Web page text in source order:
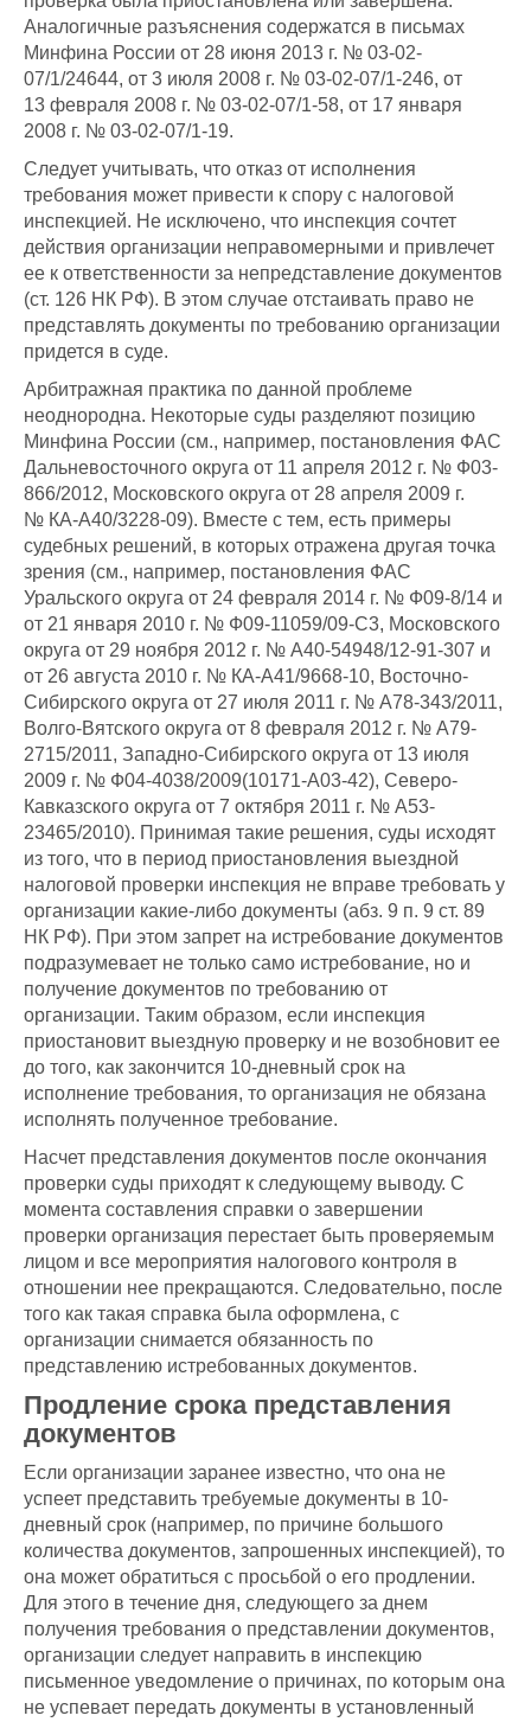
Аналогичные разъяснения содержатся в письмах
Минфина России от 28 июня 2013 г. № 03-02-
07/1/24644, от 3 июля 2008 г. № 03-02-07/1-246, от
13 февраля 2008 г. № 03-02-07/1-58, от 17 января
2008 г. № 03-02-07/1-19.
Следует учитывать, что отказ от исполнения
требования может привести к спору с налоговой
инспекцией. Не исключено, что инспекция сочтет
действия организации неправомерными и привлечет
ее к ответственности за непредставление документов
(ст. 126 НК РФ). В этом случае отстаивать право не
представлять документы по требованию организации
придется в суде.
Арбитражная практика по данной проблеме
неоднородна. Некоторые суды разделяют позицию
Минфина России (см., например, постановления ФАС
Дальневосточного округа от 11 апреля 2012 г. № Ф03-
866/2012, Московского округа от 28 апреля 2009 г.
№ КА-А40/3228-09). Вместе с тем, есть примеры
судебных решений, в которых отражена другая точка
зрения (см., например, постановления ФАС
Уральского округа от 24 февраля 2014 г. № Ф09-8/14 и
от 21 января 2010 г. № Ф09-11059/09-С3, Московского
округа от 29 ноября 2012 г. № А40-54948/12-91-307 и
от 26 августа 2010 г. № КА-А41/9668-10, Восточно-
Сибирского округа от 27 июля 2011 г. № А78-343/2011,
Волго-Вятского округа от 8 февраля 2012 г. № А79-
2715/2011, Западно-Сибирского округа от 13 июля
2009 г. № Ф04-4038/2009(10171-А03-42), Северо-
Кавказского округа от 7 октября 2011 г. № А53-
23465/2010). Принимая такие решения, суды исходят
из того, что в период приостановления выездной
налоговой проверки инспекция не вправе требовать у
организации какие-либо документы (абз. 9 п. 9 ст. 89
НК РФ). При этом запрет на истребование документов
подразумевает не только само истребование, но и
получение документов по требованию от
организации. Таким образом, если инспекция
приостановит выездную проверку и не возобновит ее
до того, как закончится 10-дневный срок на
исполнение требования, то организация не обязана
исполнять полученное требование.
Насчет представления документов после окончания
проверки суды приходят к следующему выводу. С
момента составления справки о завершении
проверки организация перестает быть проверяемым
лицом и все мероприятия налогового контроля в
отношении нее прекращаются. Следовательно, после
того как такая справка была оформлена, с
организации снимается обязанность по
представлению истребованных документов.
Продление срока представления
документов
Если организации заранее известно, что она не
успеет представить требуемые документы в 10-
дневный срок (например, по причине большого
количества документов, запрошенных инспекцией), то
она может обратиться с просьбой о его продлении.
Для этого в течение дня, следующего за днем
получения требования о представлении документов,
организации следует направить в инспекцию
письменное уведомление о причинах, по которым она
не успевает передать документы в установленный